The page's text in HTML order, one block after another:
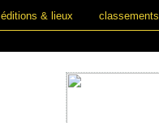
éditions & lieux classements